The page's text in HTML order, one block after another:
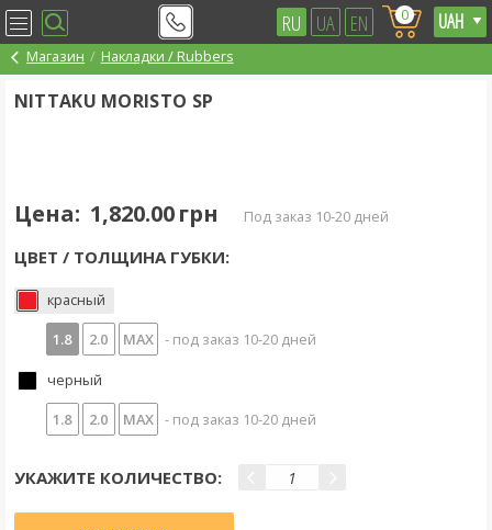
RU UA EN 0
Магазин Накладки / Rubbers
NITTAKU MORISTO SP
Цена: 1,820.00 грн под заказ 10-20 дней
ЦВЕТ / ТОЛЩИНА ГУБКИ:
красный
1.8
2.0 MAX - под заказ 10-20 дней
черный
1.8
2.0 MAX - под заказ 10-20 дней
УКАЖИТЕ КОЛИЧЕСТВО: